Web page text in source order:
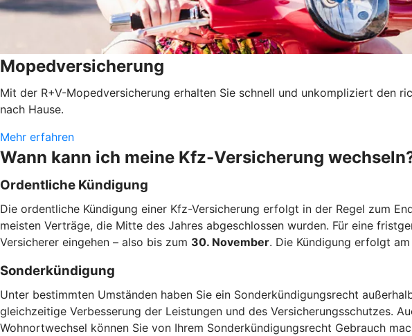
Mopedversicherung
Mit der R+V-Mopedversicherung erhalten Sie schnell und unkompliziert den
nach Hause.
Mehr erfahren
Wann kann ich meine Kfz-Versicherung
Ordentliche Kündigung
Die ordentliche Kündigung einer Kfz-Versicherung erfolgt in der Regel zum
meisten Verträge, die Mitte des Jahres abgeschlossen wurden. Für eine
Versicherer eingehen – also bis zum 30. November. Die Kündigung erfolgt
Sonderkündigung
Unter bestimmten Umständen haben Sie ein Sonderkündigungsrecht
gleichzeitige Verbesserung der Leistungen und des Versicherungsschutzes.
Wohnortwechsel können Sie von Ihrem Sonderkündigungsrecht Gebrauch